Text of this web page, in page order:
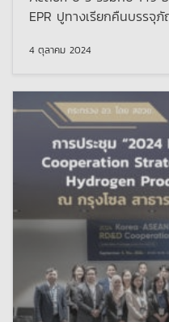
EPR ปูทางเรียกคืนบรรจุ
4 ตุลาคม 2024